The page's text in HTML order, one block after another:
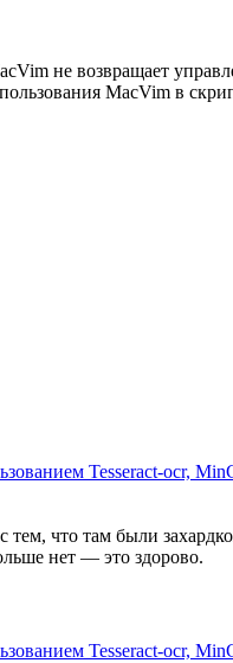
не возвращает
MacVim в
Tesseract-ocr,
что там были
нет — это здорово.
Tesseract-ocr,